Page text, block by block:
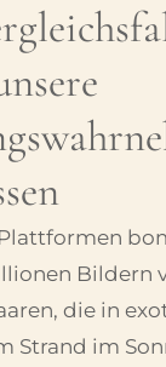
Bildern
die in
Strand im